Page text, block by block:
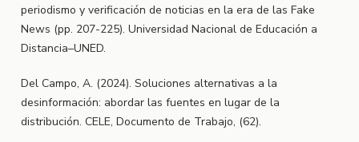
periodismo y verificación de noticias en la era de las Fake
News (pp. 207-225). Universidad Nacional de Educación a
Distancia–UNED.
Del Campo, A. (2024). Soluciones alternativas a la
desinformación: abordar las fuentes en lugar de la
distribución. CELE, Documento de Trabajo, (62).